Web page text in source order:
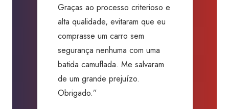
Graças ao processo criterioso e
alta qualidade, evitaram que eu
comprasse um carro sem
segurança nenhuma com uma
batida camuflada. Me salvaram
de um grande prejuízo.
Obrigado.”